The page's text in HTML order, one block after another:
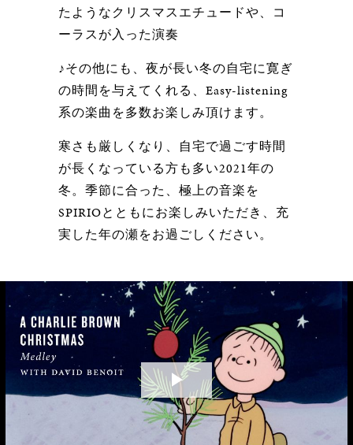
たようなクリスマスエチュードや、コ
ーラスが入った演奏
♪その他にも、夜が長い冬の自宅に寛ぎ
の時間を与えてくれる、Easy-listening
系の楽曲を多数お楽しみ頂けます。
寒さも厳しくなり、自宅で過ごす時間
が長くなっている方も多い2021年の
冬。季節に合った、極上の音楽を
SPIRIOとともにお楽しみいただき、充
実した年の瀬をお過ごしください。
Play
Video